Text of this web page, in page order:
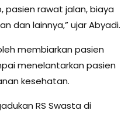
pasien rawat jalan, biaya
dan lainnya,” ujar Abyadi.
membiarkan pasien
menelantarkan pasien
kesehatan.
RS Swasta di